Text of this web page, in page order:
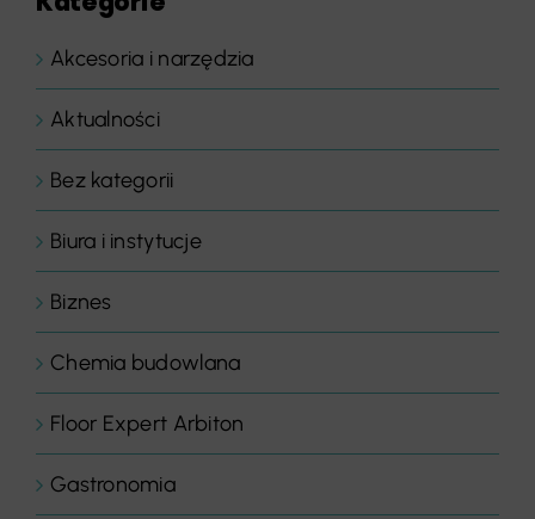
Akcesoria i narzędzia
Aktualności
Bez kategorii
Biura i instytucje
Biznes
Chemia budowlana
Floor Expert Arbiton
Gastronomia